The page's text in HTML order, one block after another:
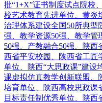
批“1+X”证书制度试点院校
校艺术教育先进单位、黄炎
治理体系建设全国50所典型
强、教学资源50强、教学管
50强、产教融合50强、陕
西省平安校园、陕西省工匠
单位、陕西“大思政课”建设
课虚拟仿真教学创新联盟、
培育单位、陕西高校思政课
目标责任制优秀单位、陕